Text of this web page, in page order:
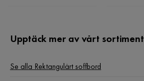
Upptäck mer av vårt sortiment
Se alla Rektangulärt soffbord